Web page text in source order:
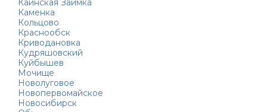
Каинская Заимка
Каменка
Кольцово
Краснообск
Криводановка
Кудряшовский
Куйбышев
Мочище
Новолуговое
Новопервомайское
Новосибирск